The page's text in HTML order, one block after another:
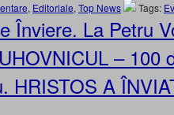
, Editoriale, Top News Tags:
Înviere. La Petru
– 100
HRISTOS A